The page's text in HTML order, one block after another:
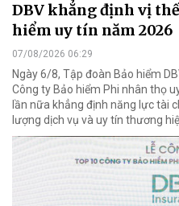
DBV khẳng định vị
hiểm uy tín năm 2026
07/08/2026 06:29
Ngày 6/8, Tập đoàn Bảo hiểm
Công ty Bảo hiểm Phi nhân thọ
lần nữa khẳng định năng lực tài
lượng dịch vụ và uy tín thương